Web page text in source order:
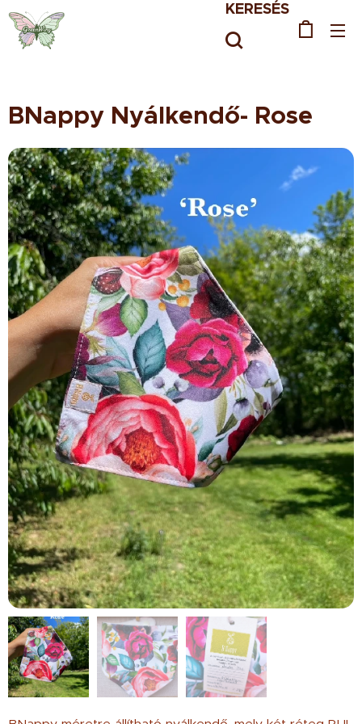
KERESÉS
BNappy Nyálkendő- Rose